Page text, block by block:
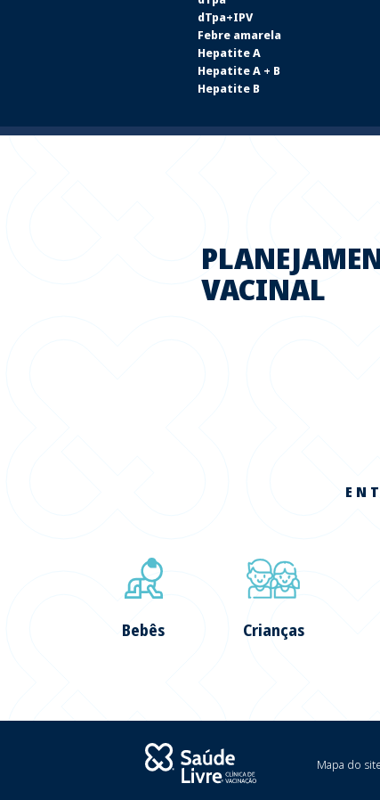
dTpa+IPV
Febre amarela
Hepatite A
Hepatite A + B
Hepatite B
VACINAL
Bebês Crianças
Mapa do